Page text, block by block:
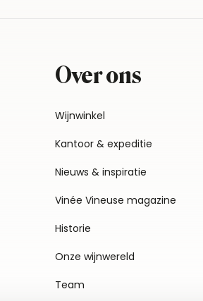
Over ons
Wijnwinkel
Kantoor & expeditie
Nieuws & inspiratie
Vinée Vineuse magazine
Historie
Onze wijnwereld
Team